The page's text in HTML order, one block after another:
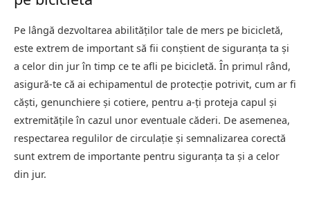
Pe lângă dezvoltarea abilităților tale de mers pe bicicletă,
este extrem de important să fii conștient de siguranța ta și
a celor din jur în timp ce te afli pe bicicletă. În primul rând,
asigură-te că ai echipamentul de protecție potrivit, cum ar fi
căști, genunchiere și cotiere, pentru a-ți proteja capul și
extremitățile în cazul unor eventuale căderi. De asemenea,
respectarea regulilor de circulație și semnalizarea corectă
sunt extrem de importante pentru siguranța ta și a celor
din jur.